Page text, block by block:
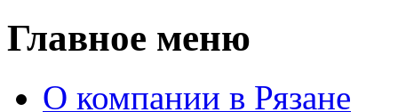
Главное меню
О компании в Рязане